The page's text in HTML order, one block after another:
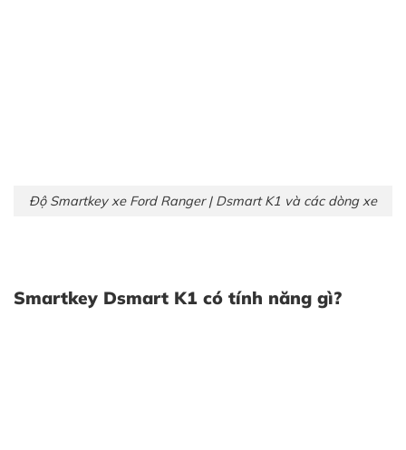
Độ Smartkey xe Ford Ranger | Dsmart K1 và các dòng xe
Smartkey Dsmart K1 có tính năng gì?